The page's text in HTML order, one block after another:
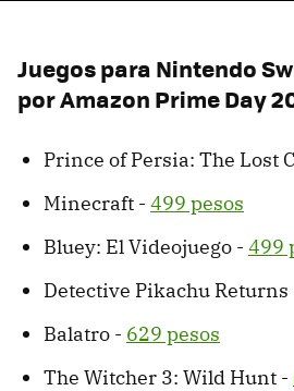
Juegos para Nintendo
por Amazon Prime Day
Prince of Persia: The Lost
Minecraft - 499 pesos
Bluey: El Videojuego - 499
Detective Pikachu Returns
Balatro - 629 pesos
The Witcher 3: Wild Hunt -